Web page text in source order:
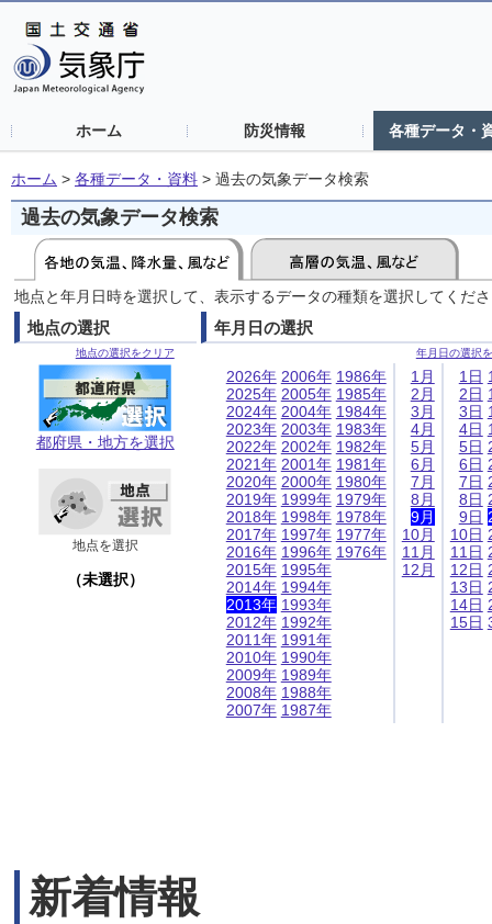
ホーム 防災情報 各種データ・
ホーム > 各種データ・資料 > 過去の気象データ検索
過去の気象データ検索
地点と年月日時を選択して、表示するデータの種類を選択してくだ
地点の選択
地点の選択をクリア
都府県・地方を選択
地点を選択
（未選択）
年月日の選択
年月日の選択
2026年
2025年
2024年
2023年
2022年
2021年
2020年
2019年
2018年
2017年
2016年
2015年
2014年
2013年
2012年
2011年
2010年
2009年
2008年
2007年
2006年
2005年
2004年
2003年
2002年
2001年
2000年
1999年
1998年
1997年
1996年
1995年
1994年
1993年
1992年
1991年
1990年
1989年
1988年
1987年
1986年
1985年
1984年
1983年
1982年
1981年
1980年
1979年
1978年
1977年
1976年
1月
2月
3月
4月
5月
6月
7月
8月
9月
10月
11月
12月
1日
2日
3日
4日
5日
6日
7日
8日
9日
10日
11日
12日
13日
14日
15日
新着情報